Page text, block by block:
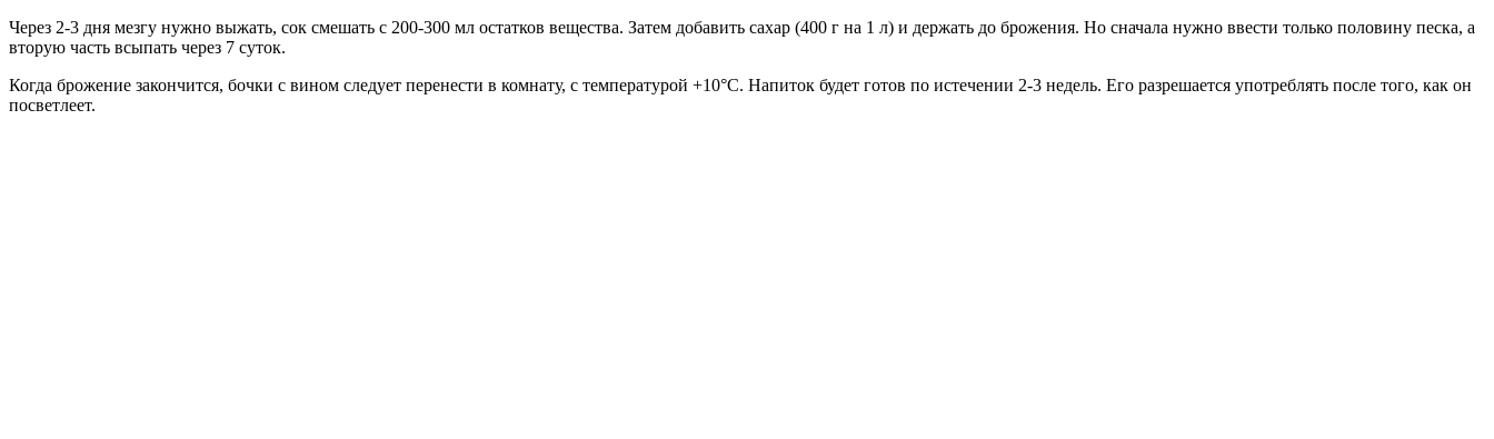
Через 2-3 дня мезгу нужно выжать, сок смешать с 200-300 мл остатков вещества. Затем добавить сахар (400 г на 1 л) и держать до брожения. Но сначала нужно ввести только половину песка, а
вторую часть всыпать через 7 суток.
Когда брожение закончится, бочки с вином следует перенести в комнату, с температурой +10°С. Напиток будет готов по истечении 2-3 недель. Его разрешается употреблять после того, как он
посветлеет.